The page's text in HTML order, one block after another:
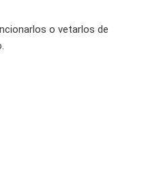
o vetarlos de